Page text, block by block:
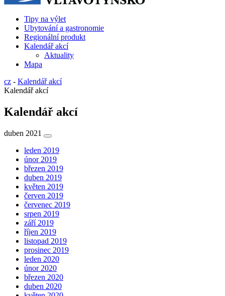
Tipy na výlet
Ubytování a gastronomie
Regionální produkt
Kalendář akcí
Aktuality
Mapa
cz - Kalendář akcí
Kalendář akcí
Kalendář akcí
duben 2021
leden 2019
únor 2019
březen 2019
duben 2019
květen 2019
červen 2019
červenec 2019
srpen 2019
září 2019
říjen 2019
listopad 2019
prosinec 2019
leden 2020
únor 2020
březen 2020
duben 2020